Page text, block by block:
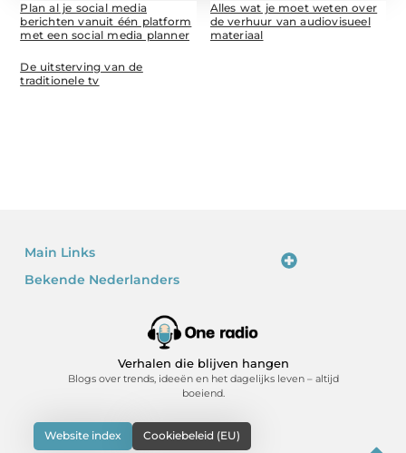
Plan al je social media
berichten vanuit één platform
met een social media planner
Alles wat je moet weten over
de verhuur van audiovisueel
materiaal
De uitsterving van de
traditionele tv
Main Links
Bekende Nederlanders
Verhalen die blijven hangen
Blogs over trends, ideeën en het dagelijks leven – altijd
boeiend.
Website index Cookiebeleid (EU)